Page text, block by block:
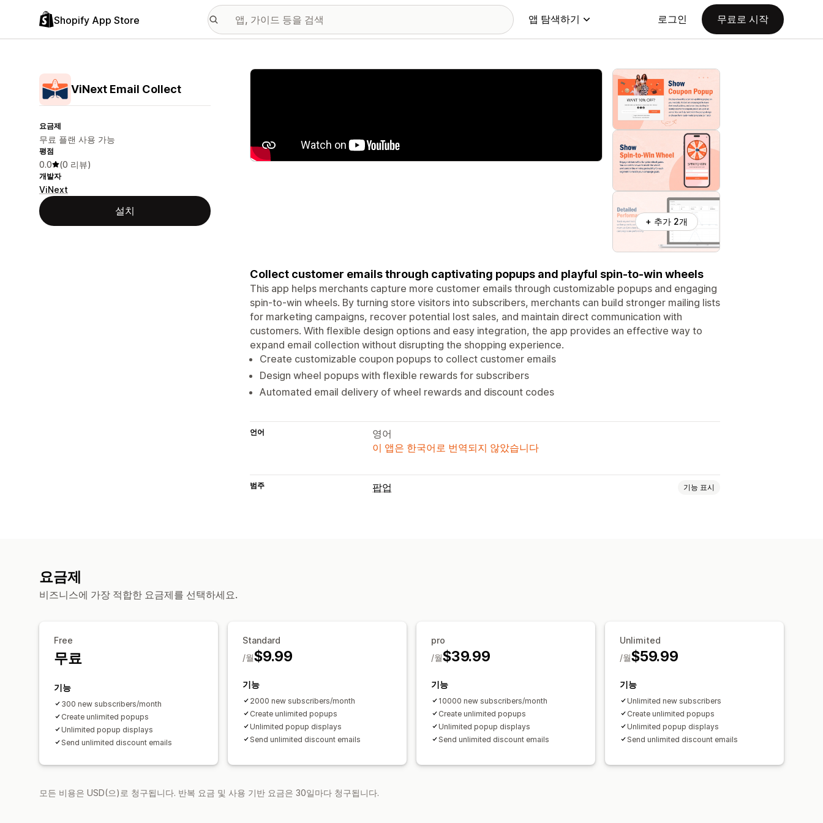
Shopify App Store 앱 탐색하기 로그인 무료로 시작
ViNext Email Collect
요금제
무료 플랜 사용 가능
평점
0.0 (0 리뷰)
개발자
ViNext
설치
추천 이미지 갤러리
+ 추가 2개
Collect customer emails through captivating popups and playful spin-to-win wheels
This app helps merchants capture more customer emails through customizable popups and engaging
spin-to-win wheels. By turning store visitors into subscribers, merchants can build stronger mailing lists
for marketing campaigns, recover potential lost sales, and maintain direct communication with
customers. With flexible design options and easy integration, the app provides an effective way to
expand email collection without disrupting the shopping experience.
Create customizable coupon popups to collect customer emails
Design wheel popups with flexible rewards for subscribers
Automated email delivery of wheel rewards and discount codes
언어
영어
이 앱은 한국어로 번역되지 않았습니다
범주 팝업 기능 표시
요금제
비즈니스에 가장 적합한 요금제를 선택하세요.
Free
무료
기능
300 new subscribers/month
Create unlimited popups
Unlimited popup displays
Send unlimited discount emails
Standard
$9.99
/월
기능
2000 new subscribers/month
Create unlimited popups
Unlimited popup displays
Send unlimited discount emails
pro
$39.99
/월
기능
10000 new subscribers/month
Create unlimited popups
Unlimited popup displays
Send unlimited discount emails
Unlimited
$59.99
/월
기능
Unlimited new subscribers
Create unlimited popups
Unlimited popup displays
Send unlimited discount emails
모든 비용은 USD(으)로 청구됩니다. 반복 요금 및 사용 기반 요금은 30일마다 청구됩니다.